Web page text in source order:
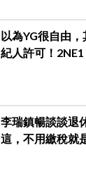
以為YG很自由
紀人許可！
李瑞鎮暢談談退
這，不用繳稅就